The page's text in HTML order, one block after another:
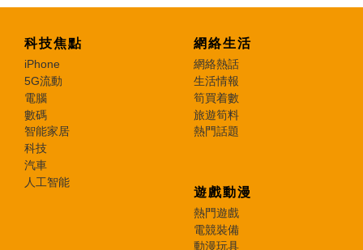
科技焦點
iPhone
5G流動
電腦
數碼
智能家居
科技
汽車
人工智能
網絡生活
網絡熱話
生活情報
筍買着數
旅遊筍料
熱門話題
遊戲動漫
熱門遊戲
電競裝備
動漫玩具